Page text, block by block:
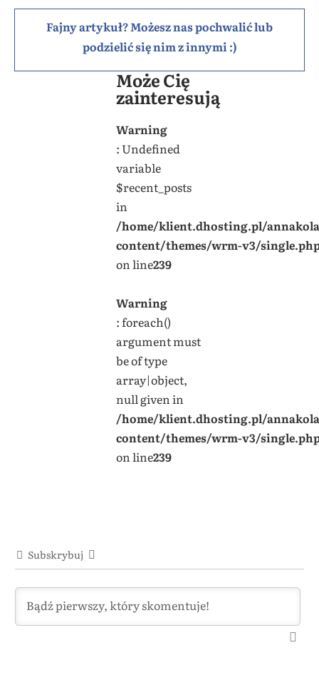
Fajny artykuł? Możesz nas pochwalić lub
podzielić się nim z innymi :)
Może Cię
zainteresują
Warning
: Undefined
variable
$recent_posts
in
/home/klient.dhosting.pl/
content/themes/wrm-v3/
on line239
Warning
: foreach()
argument must
be of type
array|object,
null given in
/home/klient.dhosting.pl/
content/themes/wrm-v3/
on line239
Subskrybuj